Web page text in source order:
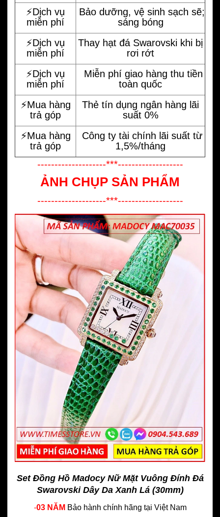
⚡️Dịch vụ
miễn phí
Bảo dưỡng, vệ sinh sạch sẽ;
sáng bóng
⚡️Dịch vụ
miễn phí
Thay hạt đá Swarovski khi bị
rơi rớt
⚡️Dịch vụ
miễn phí
Miễn phí giao hàng thu tiền
toàn quốc
⚡️Mua hàng
trả góp
Thẻ tín dụng ngân hàng lãi
suất 0%
⚡️Mua hàng
trả góp
Công ty tài chính lãi suất từ
1,5%/tháng
--------------------***-------------------
ẢNH CHỤP SẢN PHẨM
--------------------***-------------------
Set Đồng Hồ Madocy Nữ Mặt Vuông Đính Đá
Swarovski Dây Da Xanh Lá (30mm)
-03 NĂM Bảo hành chính hãng tại Việt Nam